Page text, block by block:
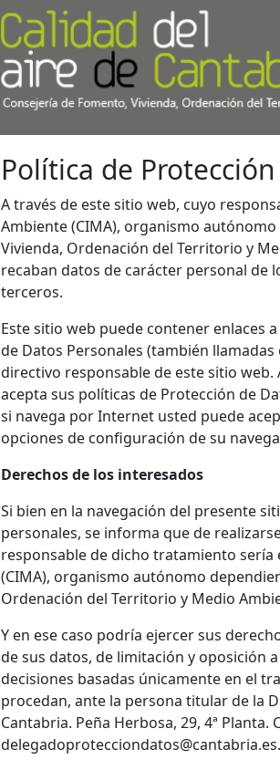
Política de
A través de este sitio web, cuyo
Ambiente (CIMA), organismo
Vivienda, Ordenación del Territorio y
recaban datos de carácter personal de
terceros.
Este sitio web puede contener enlaces
de Datos Personales (también
directivo responsable de este sitio
acepta sus políticas de Protección de
si navega por Internet usted puede
opciones de configuración de su
Derechos de los interesados
Si bien en la navegación del presente
personales, se informa que de
responsable de dicho tratamiento
(CIMA), organismo autónomo
Ordenación del Territorio y Medio
Y en ese caso podría ejercer sus
de sus datos, de limitación y oposición
decisiones basadas únicamente en el
procedan, ante la persona titular de la
Cantabria. Peña Herbosa, 29, 4ª Planta.
delegadoprotecciondatos@cantabria.es.